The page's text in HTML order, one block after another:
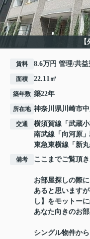
賃料 8.6万円 管理/共益
面積 22.11㎡
築年数 築22年
所在地 神奈川県川崎市
交通 横須賀線 「 武蔵
南武線 「 向河原
東急東横線 「 新
備考 ここまでご覧頂
お部屋探しの際
あると思います
し】をモットー
あなた向きのお
シングル物件か